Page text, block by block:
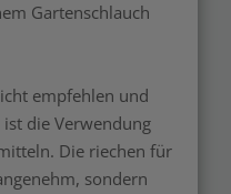
Gartenschlauch
empfehlen und
die Verwendung
Die riechen für
sondern